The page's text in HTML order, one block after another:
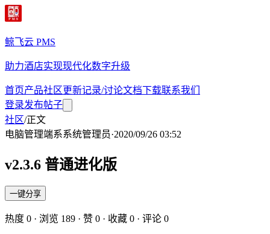
鲸飞云 PMS
助力酒店实现现代化数字升级
首页产品社区更新记录/讨论文档下载联系我们
登录发布帖子
社区/正文
电脑管理端系系统管理员·2020/09/26 03:52
v2.3.6 普通进化版
一键分享
热度 0 · 浏览 189 · 赞 0 · 收藏 0 · 评论 0